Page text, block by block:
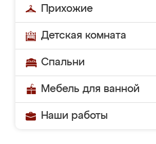
Прихожие
Детская комната
Спальни
Мебель для ванной
Наши работы